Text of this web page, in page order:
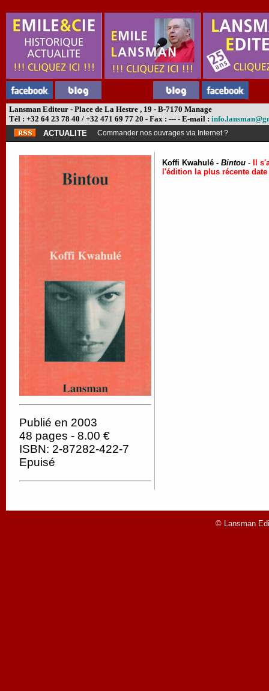
Lansman Editeur - Place de La Hestre , 19 - B-7170 Manage
Tél : +32 64 23 78 40 / +32 471 69 77 20 - Fax : --- - E-mail :
ACTUALITE
Commander nos ouvrages via Internet ?
Publié en 2003
48 pages - 8.00 €
ISBN: 2-87282-422-7
Epuisé
Koffi Kwahulé - Bintou -
Il
l'édition la plus récente
© Lansman